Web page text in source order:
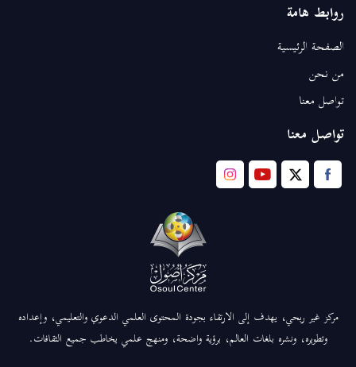
روابط هامة
الصفحة الرئيسية
من نحن
تواصل معنا
تواصل معنا
مركز غير ربحي، يهدف إلى الارتقاء بجودة المحتوى العلمي الدعوي والتعليمي، وإعداده
وتطويره، ونشره بلغات العالم، برؤية واضحة، ومنهج علمي يخاطب جميع الثقافات.